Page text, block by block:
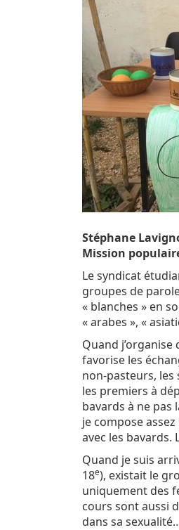
Stéphane
Mission
Le syndicat
groupes de
« blanches » en
« arabes », «
Quand
favorise les
non-pasteurs, les
les premiers à
bavards à ne pas
je compose
avec les bavards.
Quand je suis
18e), existait le
uniquement des
cours sont aussi
dans sa